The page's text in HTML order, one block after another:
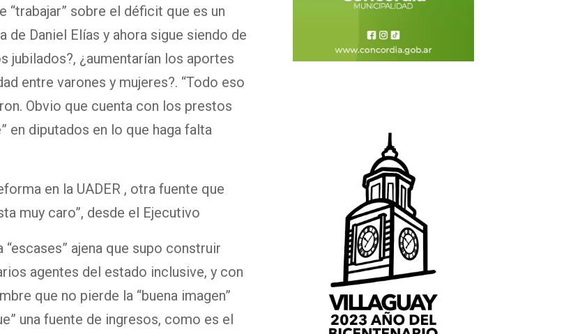
“trabajar” sobre el déficit que es un
Daniel Elías y ahora sigue siendo de
jubilados?, ¿aumentarían los aportes
entre varones y mujeres?. “Todo eso
Obvio que cuenta con los prestos
en diputados en lo que haga falta
en la UADER , otra fuente que
muy caro”, desde el Ejecutivo
ajena que supo construir
agentes del estado inclusive, y con
que no pierde la “buena imagen”
una fuente de ingresos, como es el